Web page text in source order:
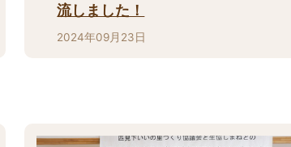
流しました！
2024年09月23日